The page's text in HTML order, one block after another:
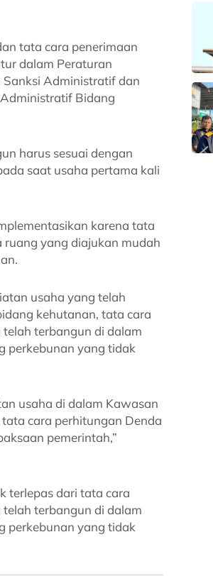
tata cara penerimaan
dalam Peraturan
Sanksi Administratif dan
Bidang
harus sesuai dengan
saat usaha pertama kali
karena tata
yang diajukan mudah
usaha yang telah
kehutanan, tata cara
terbangun di dalam
perkebunan yang tidak
usaha di dalam Kawasan
cara perhitungan Denda
pemerintah,”
terlepas dari tata cara
terbangun di dalam
perkebunan yang tidak